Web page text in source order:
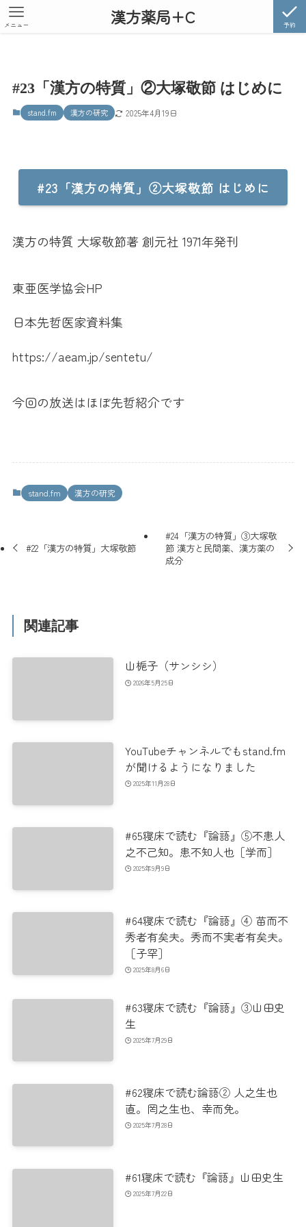
漢方薬局+C 予約
メニュー
#23「漢方の特質」②大塚敬節 はじめに
stand.fm 漢方の研究 2025年4月19日
#23「漢方の特質」②大塚敬節 はじめに
漢方の特質 大塚敬節著 創元社 1971年発刊
東亜医学協会HP
日本先哲医家資料集
https://aeam.jp/sentetu/
今回の放送はほぼ先哲紹介です
stand.fm 漢方の研究
#22「漢方の特質」大塚敬節
#24「漢方の特質」③大塚敬
節 漢方と民間薬、漢方薬の
成分
関連記事
山梔子（サンシシ）
2026年5月25日
YouTubeチャンネルでもstand.fm
が聞けるようになりました
2025年11月28日
#65寝床で読む『論語』⑤不患人
之不己知。患不知人也［学而］
2025年9月9日
#64寝床で読む『論語』④ 苗而不
秀者有矣夫。秀而不実者有矣夫。
［子罕］
2025年8月6日
#63寝床で読む『論語』③山田史
生
2025年7月29日
#62寝床で読む論語② 人之生也
直。罔之生也、幸而免。
2025年7月28日
#61寝床で読む『論語』山田史生
2025年7月22日